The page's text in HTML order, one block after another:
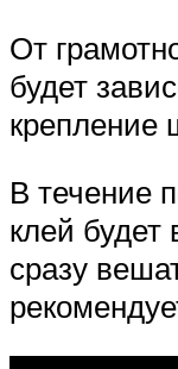
От
будет
крепление
В течение
клей будет
сразу